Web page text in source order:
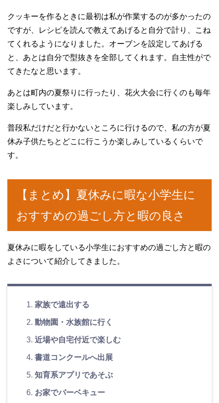
クッキーを作るときに最初は私が作業するのが多かったの
ですが、レシピを読んで教えてあげると自分で計り、こね
てくれるようになりました。オーブンを設定してあげる
と、あとは自分で型抜きを全部してくれます。自主性がで
てきたなと思います。
あとは町内の夏祭りに行ったり、花火大会に行くのも毎年
楽しみしています。
普段私だけだと行かないところに行けるので、私の方が夏
休み子供たちとどこに行こうか楽しみしているくらいで
す。
【まとめ】夏休みに暇な小学生に
おすすめの過ごし方と暇の良さ
夏休みに暇をしている小学生におすすめの過ごし方と暇の
よさについて紹介してきました。
家族で遠出する
動物園・水族館に行く
近場や自宅付近で楽しむ
書道コンクールへ出展
知育系アプリであそぶ
お家でバーベキュー